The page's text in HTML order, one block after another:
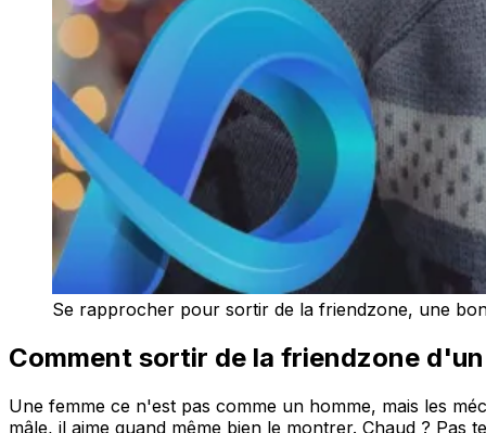
Se rapprocher pour sortir de la friendzone, une
Comment sortir de la friendzone d'un
Une femme ce n'est pas comme un homme, mais les
mâle, il aime quand même bien le montrer. Chaud ?